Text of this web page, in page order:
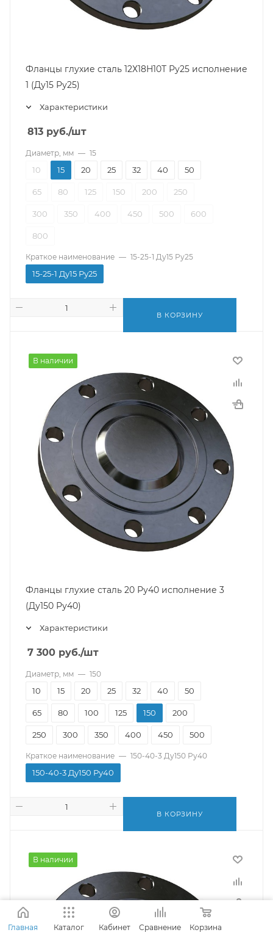
Фланцы глухие сталь 12Х18Н10Т Ру25 исполнение
1 (Ду15 Ру25)
Характеристики
813 руб./шт
Диаметр, мм — 15
10 15 20 25 32 40 50
65 80 125 150 200 250
300 350 400 450 500 600
800
Краткое наименование — 15-25-1 Ду15 Ру25
15-25-1 Ду15 Ру25
В КОРЗИНУ
В наличии
Фланцы глухие сталь 20 Ру40 исполнение 3
(Ду150 Ру40)
Характеристики
7 300 руб./шт
Диаметр, мм — 150
10 15 20 25 32 40 50
65 80 100 125 150 200
250 300 350 400 450 500
Краткое наименование — 150-40-3 Ду150 Ру40
150-40-3 Ду150 Ру40
В КОРЗИНУ
В наличии
Главная Каталог Кабинет Сравнение Корзина